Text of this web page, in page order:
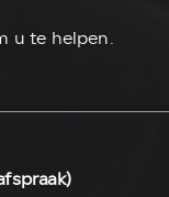
u te helpen.